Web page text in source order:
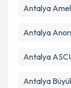
Antalya
Antalya
Antalya
Antalya